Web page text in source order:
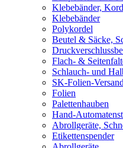
Klebebänder,
Klebebänder
Polykordel
Beutel & Säcke,
Flach- &
Schlauch- und
SK-Folien-
Folien
Palettenhauben
Hand-
Abrollgeräte,
Etikettenspender